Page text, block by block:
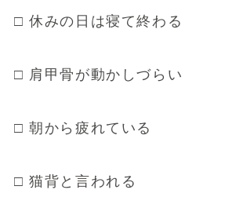
□ 休みの日は寝て終わる
□ 肩甲骨が動かしづらい
□ 朝から疲れている
□ 猫背と言われる